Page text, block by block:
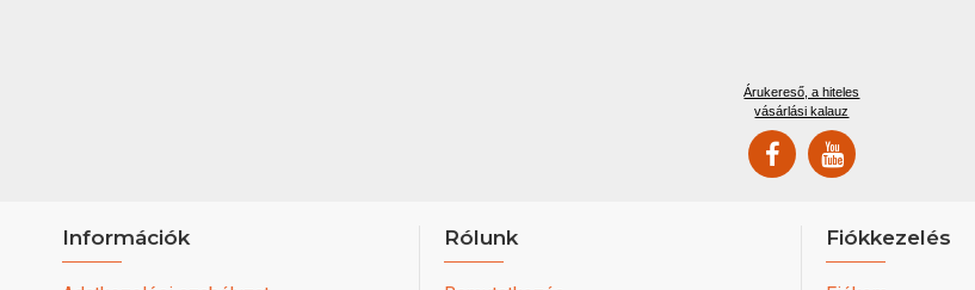
Árukereső, a hiteles
vásárlási kalauz
Információk Rólunk Fiókkezelés